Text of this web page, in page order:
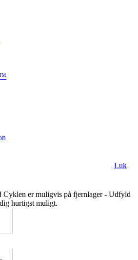
Luk
Cyklen er muligvis på fjernlager - Udfyld
hurtigst muligt.